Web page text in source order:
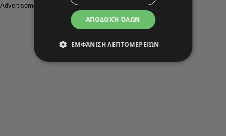
ΑΠΟΔΟΧΉ ΌΛΩΝ
ΕΜΦΆΝΙΣΗ ΛΕΠΤΟΜΕΡΕΙΏΝ